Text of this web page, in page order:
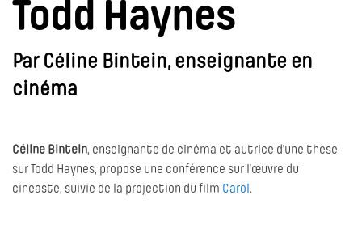
Todd Haynes
Par Céline Bintein, enseignante en
cinéma
Céline Bintein, enseignante de cinéma et autrice d’une thèse
sur Todd Haynes, propose une conférence sur l’œuvre du
cinéaste, suivie de la projection du film Carol .